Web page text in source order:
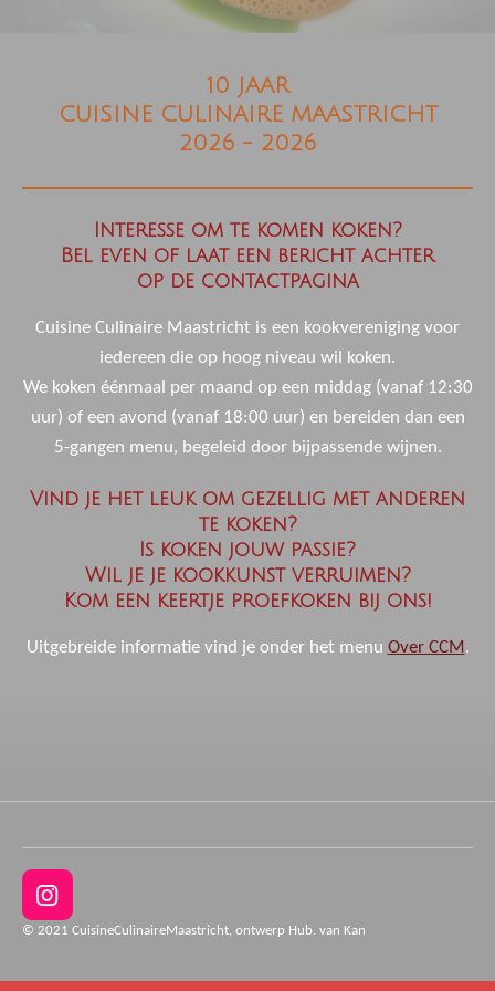
10 JAAR
CUISINE CULINAIRE MAASTRICHT
2026 - 2026
Interesse om te komen koken?
Bel even of laat een bericht achter
op de contactpagina
Cuisine Culinaire Maastricht is een kookvereniging voor
iedereen die op hoog niveau wil koken.
We koken éénmaal per maand op een middag (vanaf 12:30
uur) of een avond (vanaf 18:00 uur) en bereiden dan een
5-gangen menu, begeleid door bijpassende wijnen.
Vind je het leuk om gezellig met anderen
te koken?
Is koken jouw passie?
Wil je je kookkunst verruimen?
Kom een keertje proefkoken bij ons!
Uitgebreide informatie vind je onder het menu Over CCM .
I
n
© 2021 CuisineCulinaireMaastricht, ontwerp Hub. van Kan